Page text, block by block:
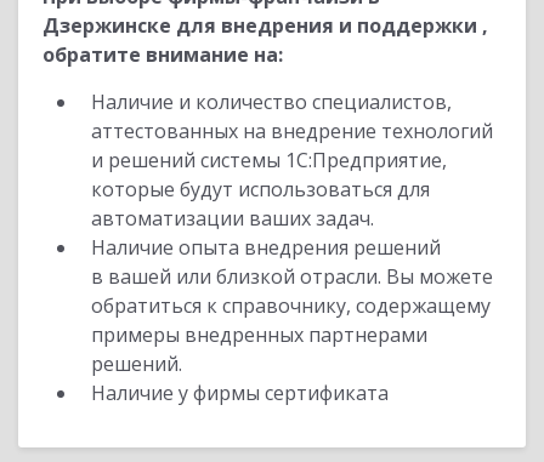
Дзержинске для внедрения и поддержки ,
обратите внимание на:
Наличие и количество специалистов,
аттестованных на внедрение технологий
и решений системы 1С:Предприятие,
которые будут использоваться для
автоматизации ваших задач.
Наличие опыта внедрения решений
в вашей или близкой отрасли. Вы можете
обратиться к справочнику, содержащему
примеры внедренных партнерами
решений.
Наличие у фирмы сертификата